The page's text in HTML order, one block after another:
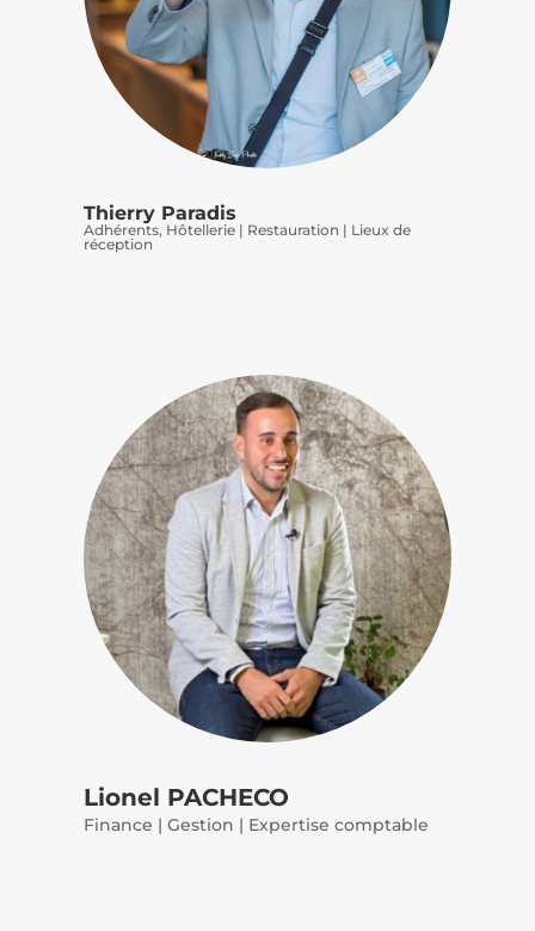
Thierry Paradis
Adhérents, Hôtellerie | Restauration | Lieux de
réception
Lionel PACHECO
Finance | Gestion | Expertise comptable